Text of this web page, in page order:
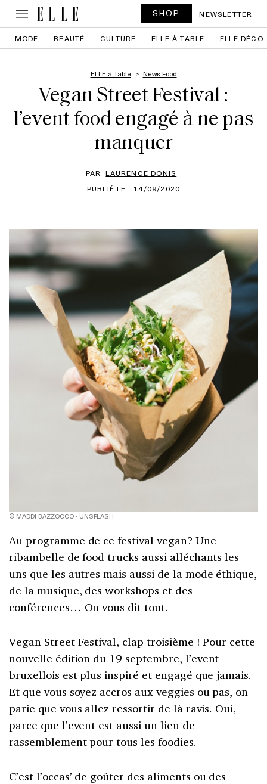
SHOP NEWSLETTER
MODE BEAUTÉ CULTURE ELLE À TABLE ELLE DÉCO
ELLE à Table News Food
Vegan Street Festival :
l’event food engagé à ne pas
manquer
PAR LAURENCE DONIS
PUBLIÉ LE : 14/09/2020
© MADDI BAZZOCCO - UNSPLASH
Au programme de ce festival vegan? Une
ribambelle de food trucks aussi alléchants les
uns que les autres mais aussi de la mode éthique,
de la musique, des workshops et des
conférences… On vous dit tout.
Vegan Street Festival, clap troisième ! Pour cette
nouvelle édition du 19 septembre, l’event
bruxellois est plus inspiré et engagé que jamais.
Et que vous soyez accros aux veggies ou pas, on
parie que vous allez ressortir de là ravis. Oui,
parce que l’event est aussi un lieu de
rassemblement pour tous les foodies.
C’est l’occas’ de goûter des aliments ou des